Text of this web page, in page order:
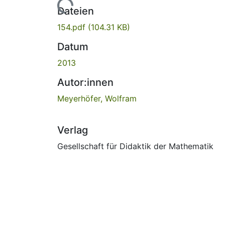
Lade...
Dateien
154.pdf (104.31 KB)
Datum
2013
Autor:innen
Meyerhöfer, Wolfram
Verlag
Gesellschaft für Didaktik der Mathematik